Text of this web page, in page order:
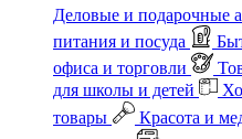
Деловые и подарочные
питания и посуда
офиса и торговли
для школы и детей
товары
Красота и